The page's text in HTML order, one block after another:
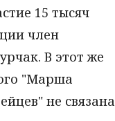
15 тысяч
член
В этот же
"Марша
не связана